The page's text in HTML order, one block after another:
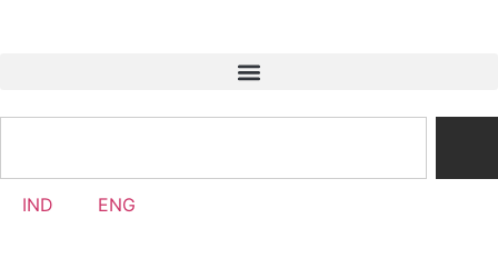
IND ENG